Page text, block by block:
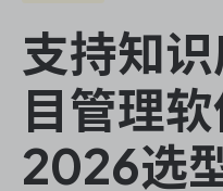
ONES Assistant
支持知
目管理软
2026选